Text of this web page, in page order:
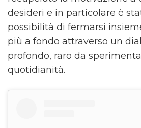
desideri e in particolare è
possibilità di fermarsi
più a fondo attraverso un
profondo, raro da
quotidianità.